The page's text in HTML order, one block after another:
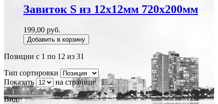
Завиток S из 12х12мм 720х200мм
199,00 руб.
Добавить в корзину
Позиции с 1 по 12 из 31
Тип сортировки
Показать
на странице
Вид: